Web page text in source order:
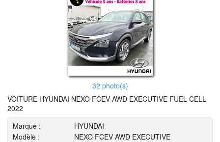
32 photo(s)
VOITURE HYUNDAI NEXO FCEV AWD EXECUTIVE FUEL CELL
2022
Marque :
HYUNDAI
Modèle :
NEXO FCEV AWD EXECUTIVE